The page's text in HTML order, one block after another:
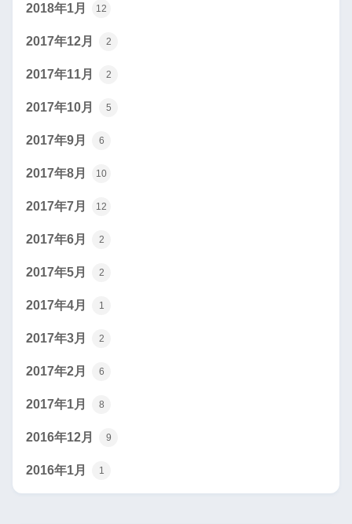
2018年1月 12
2017年12月 2
2017年11月 2
2017年10月 5
2017年9月 6
2017年8月 10
2017年7月 12
2017年6月 2
2017年5月 2
2017年4月 1
2017年3月 2
2017年2月 6
2017年1月 8
2016年12月 9
2016年1月 1